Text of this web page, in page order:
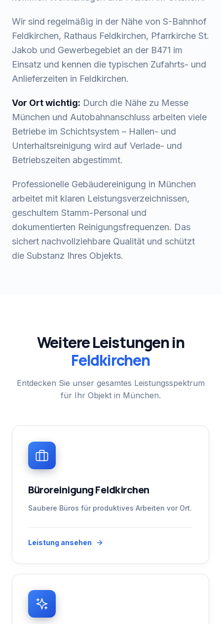
Wir sind regelmäßig in der Nähe von S-Bahnhof
Feldkirchen, Rathaus Feldkirchen, Pfarrkirche St.
Jakob und Gewerbegebiet an der B471 im
Einsatz und kennen die typischen Zufahrts- und
Anlieferzeiten in Feldkirchen.
Vor Ort wichtig: Durch die Nähe zu Messe
München und Autobahnanschluss arbeiten viele
Betriebe im Schichtsystem – Hallen- und
Unterhaltsreinigung wird auf Verlade- und
Betriebszeiten abgestimmt.
Professionelle Gebäudereinigung in München
arbeitet mit klaren Leistungsverzeichnissen,
geschultem Stamm-Personal und
dokumentierten Reinigungsfrequenzen. Das
sichert nachvollziehbare Qualität und schützt
die Substanz Ihres Objekts.
Weitere Leistungen in
Feldkirchen
Entdecken Sie unser gesamtes Leistungsspektrum
für Ihr Objekt in München.
Büroreinigung Feldkirchen
Saubere Büros für produktives Arbeiten vor Ort.
Leistung ansehen